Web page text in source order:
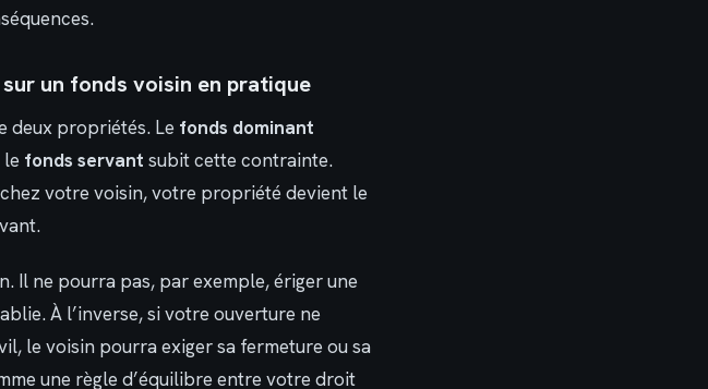
un fonds voisin en pratique
deux propriétés. Le fonds dominant
le fonds servant subit cette contrainte.
votre voisin, votre propriété devient le
Il ne pourra pas, par exemple, ériger une
À l’inverse, si votre ouverture ne
le voisin pourra exiger sa fermeture ou sa
une règle d’équilibre entre votre droit